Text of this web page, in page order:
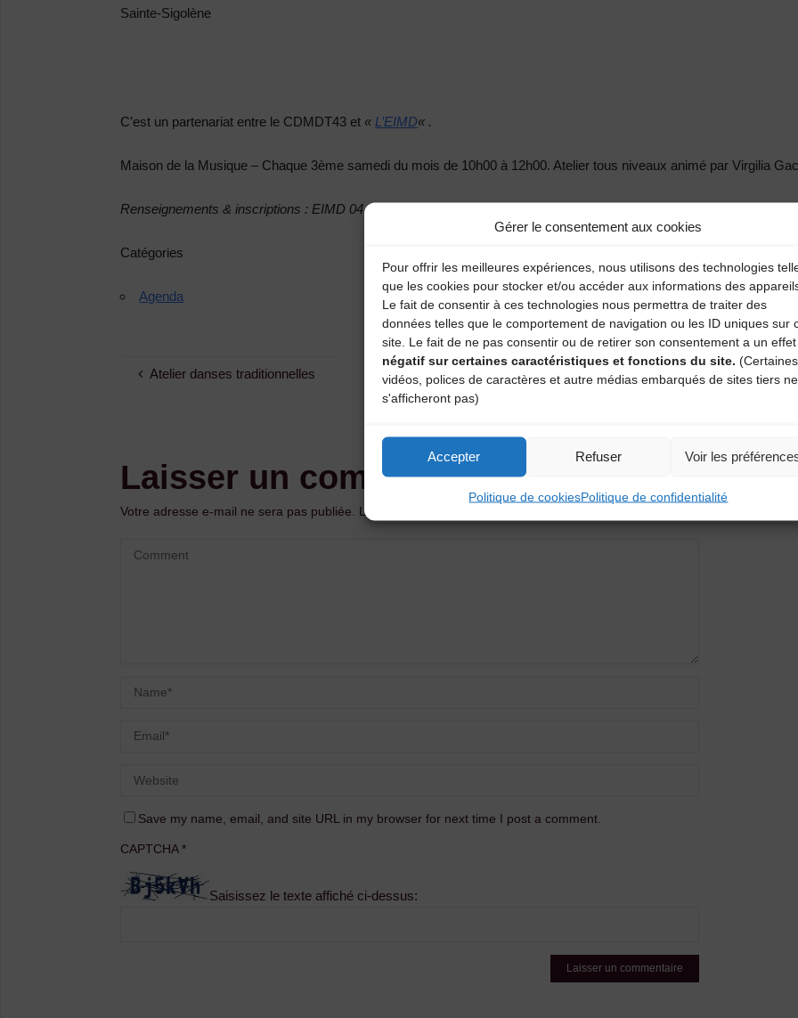
Gérer le consentement aux cookies
Pour offrir les meilleures expériences, nous utilisons des technologies
que les cookies pour stocker et/ou accéder aux informations des
Le fait de consentir à ces technologies nous permettra de traiter des
données telles que le comportement de navigation ou les ID uniques sur
site. Le fait de ne pas consentir ou de retirer son consentement a un effet
négatif sur certaines caractéristiques et fonctions du site. (Certaines
vidéos, polices de caractères et autre médias embarqués de sites tiers ne
s'afficheront pas)
Accepter Refuser Voir les
Politique de cookiesPolitique de confidentialité
Sainte-Sigolène
C’est un partenariat entre le CDMDT43 et « L’EIMD« .
Maison de la Musique – Chaque 3ème samedi du mois de 10h00 à 12h00. Atelier tous niveaux animé par Virgilia
Renseignements & inscriptions : EIMD 04.71.66.40.24
Catégories
Agenda
Atelier danses traditionnelles
Laisser un commentaire
Votre adresse e-mail ne sera pas publiée. Les champs obligatoires sont indiqués avec
Save my name, email, and site URL in my browser for next time I post a comment.
CAPTCHA*
Saisissez le texte affiché ci-dessus: